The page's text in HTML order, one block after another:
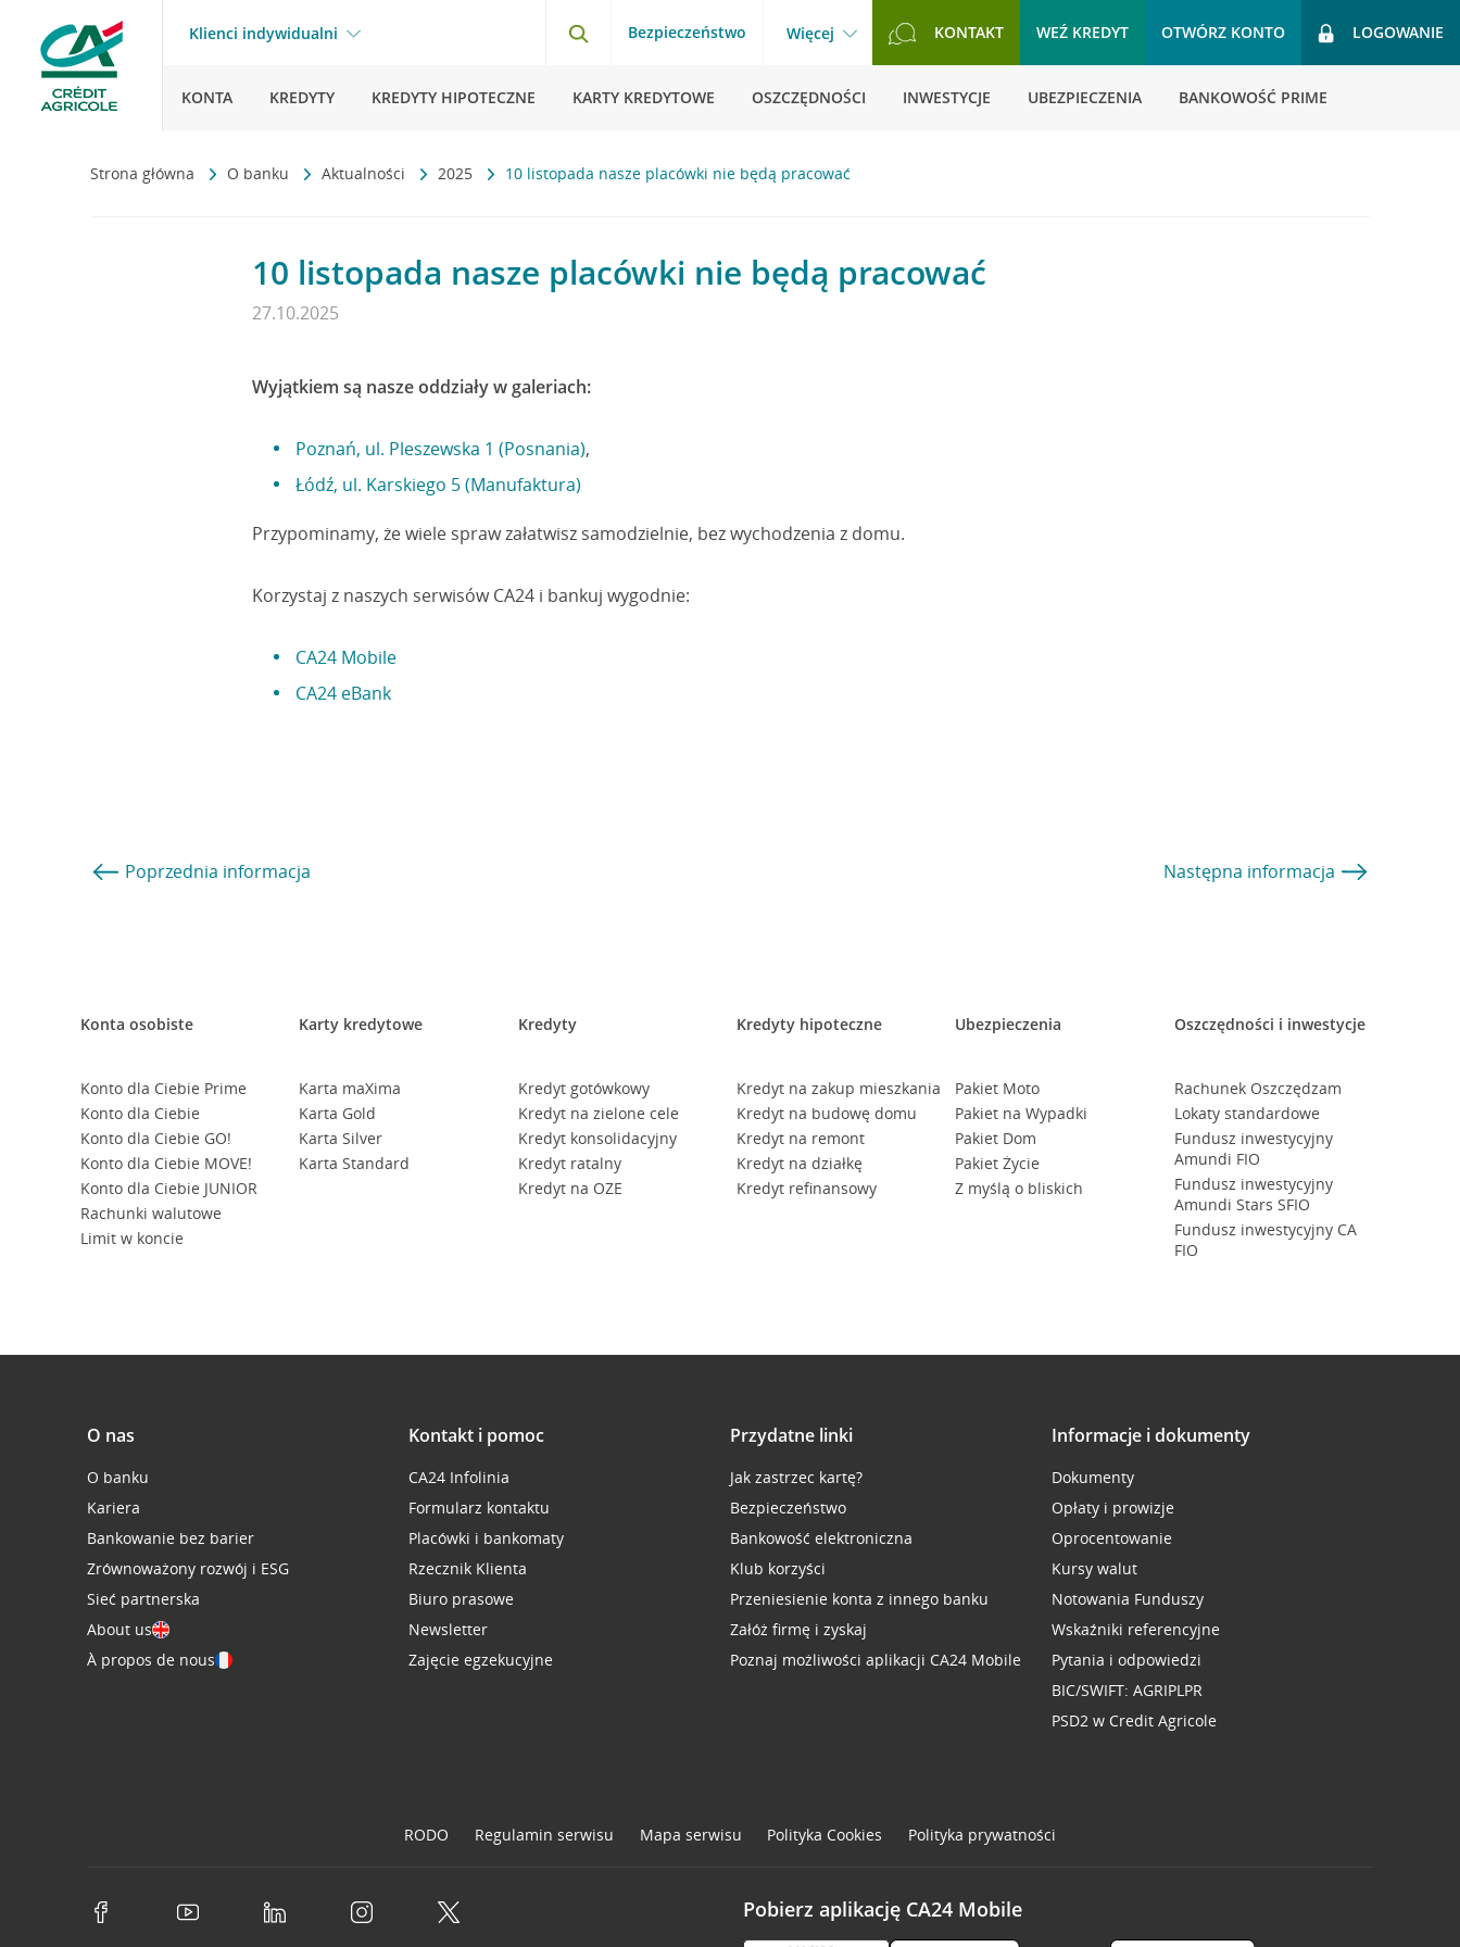
Klienci indywidualni Bezpieczeństwo Więcej KONTAKT WEŹ KREDYT OTWÓRZ KONTO LOGOWANIE
KONTA KREDYTY KREDYTY HIPOTECZNE KARTY KREDYTOWE OSZCZĘDNOŚCI INWESTYCJE UBEZPIECZENIA BANKOWOŚĆ PRIME
Strona główna O banku Aktualności 2025 10 listopada nasze placówki nie będą pracować
10 listopada nasze placówki nie będą pracować
27.10.2025
Wyjątkiem są nasze oddziały w galeriach:
Poznań, ul. Pleszewska 1 (Posnania),
Łódź, ul. Karskiego 5 (Manufaktura)
Przypominamy, że wiele spraw załatwisz samodzielnie, bez wychodzenia z domu.
Korzystaj z naszych serwisów CA24 i bankuj wygodnie:
CA24 Mobile
CA24 eBank
Poprzednia informacja Następna informacja
Konta osobiste
Konto dla Ciebie Prime
Konto dla Ciebie
Konto dla Ciebie GO!
Konto dla Ciebie MOVE!
Konto dla Ciebie JUNIOR
Rachunki walutowe
Limit w koncie
Karty kredytowe
Karta maXima
Karta Gold
Karta Silver
Karta Standard
Kredyty
Kredyt gotówkowy
Kredyt na zielone cele
Kredyt konsolidacyjny
Kredyt ratalny
Kredyt na OZE
Kredyty hipoteczne
Kredyt na zakup mieszkania
Kredyt na budowę domu
Kredyt na remont
Kredyt na działkę
Kredyt refinansowy
Ubezpieczenia
Pakiet Moto
Pakiet na Wypadki
Pakiet Dom
Pakiet Życie
Z myślą o bliskich
Oszczędności i inwestycje
Rachunek Oszczędzam
Lokaty standardowe
Fundusz inwestycyjny
Amundi FIO
Fundusz inwestycyjny
Amundi Stars SFIO
Fundusz inwestycyjny CA
FIO
O nas
O banku
Kariera
Bankowanie bez barier
Zrównoważony rozwój i ESG
Sieć partnerska
About us
À propos de nous
Kontakt i pomoc
CA24 Infolinia
Formularz kontaktu
Placówki i bankomaty
Rzecznik Klienta
Biuro prasowe
Newsletter
Zajęcie egzekucyjne
Przydatne linki
Jak zastrzec kartę?
Bezpieczeństwo
Bankowość elektroniczna
Klub korzyści
Przeniesienie konta z innego banku
Załóż firmę i zyskaj
Poznaj możliwości aplikacji CA24 Mobile
Informacje i dokumenty
Dokumenty
Opłaty i prowizje
Oprocentowanie
Kursy walut
Notowania Funduszy
Wskaźniki referencyjne
Pytania i odpowiedzi
BIC/SWIFT: AGRIPLPR
PSD2 w Credit Agricole
RODO Regulamin serwisu Mapa serwisu Polityka Cookies Polityka prywatności
Pobierz aplikację CA24 Mobile